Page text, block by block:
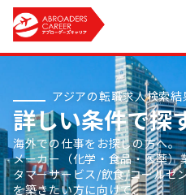
アジアの転職求人検索結
詳しい条件で探
海外での仕事をお探しの方へ。
メーカー（化学・食品・医薬
タマーサービス/飲食/コールセ
を築きたい方に向けて、